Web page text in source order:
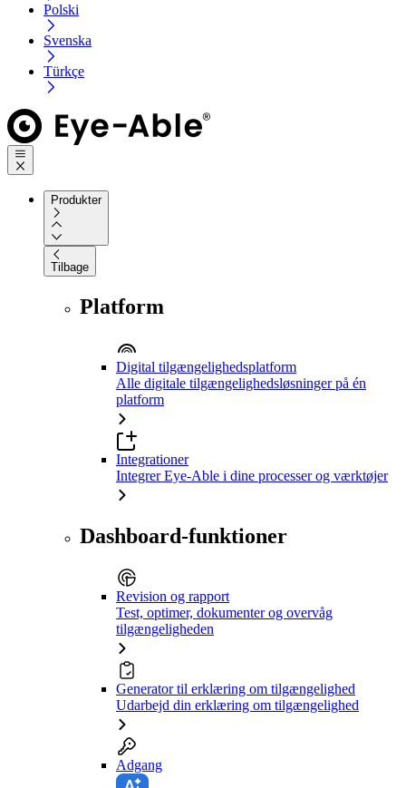
Polski
Svenska
Türkçe
Produkter
Tilbage
Platform
Digital tilgængelighedsplatform
Alle digitale tilgængelighedsløsninger på én
platform
Integrationer
Integrer Eye-Able i dine processer og værktøjer
Dashboard-funktioner
Revision og rapport
Test, optimer, dokumenter og overvåg
tilgængeligheden
Generator til erklæring om tilgængelighed
Udarbejd din erklæring om tilgængelighed
Adgang